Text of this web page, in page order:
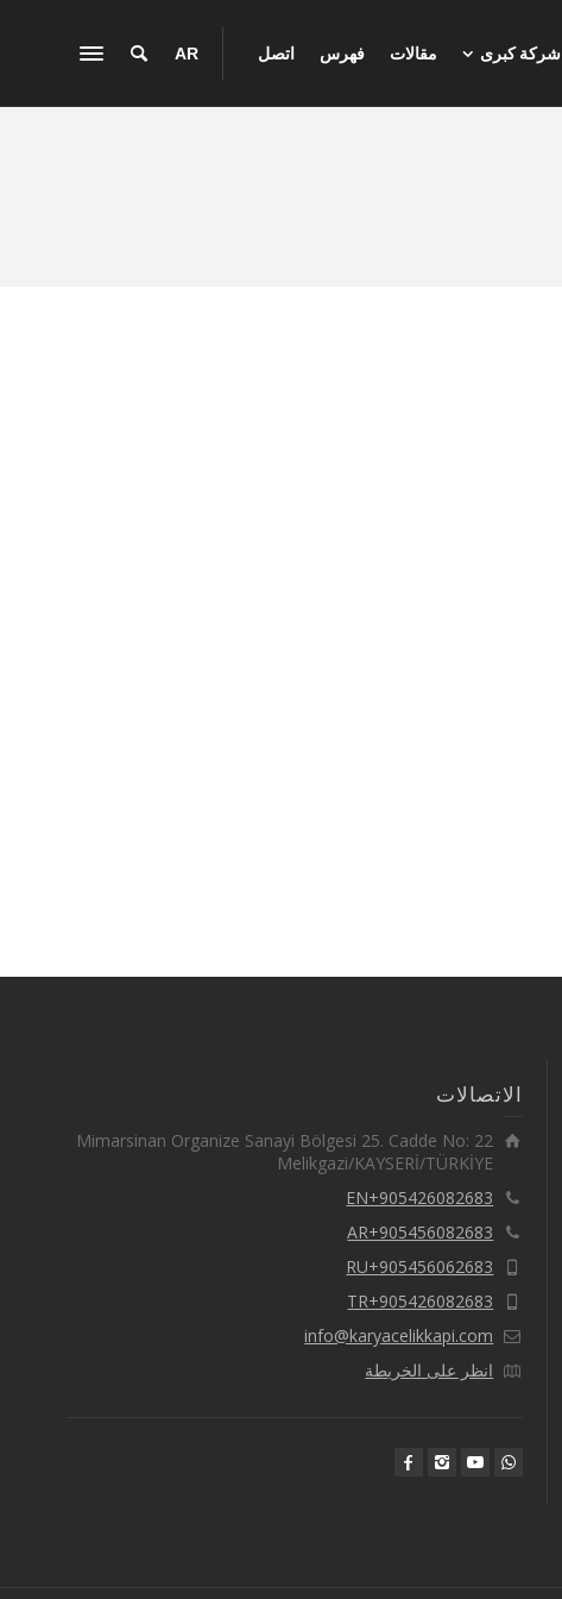
شركة كبرى مقالات فهرس اتصل AR
الاتصالات
Mimarsinan Organize Sanayi Bölgesi 25. Cadde No: 22
Melikgazi/KAYSERİ/TÜRKİYE
EN+905426082683
AR+905456082683
RU+905456062683
TR+905426082683
info@karyacelikkapi.com
انظر على الخريطة